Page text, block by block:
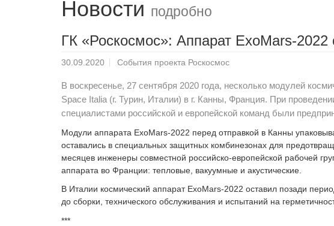
Новости подробно
ГК «Роскосмос»: Аппарат ExoMars-
30.09.2020 События проекта Роскосмос
В воскресенье, 27 сентября 2020 года, несколько модулей
Space Italia (г. Турин, Италии) в г. Канны, Франция. При
специалистами российской и европейской команд были
Модули аппарата ExoMars-2022 перед отправкой в Канны
оставались в специальных защитных комбинезонах для
месяцев инженеры совместной российско-европейской рабочей
аппарата во Франции: тепловые, вакуумные и акустические.
В Италии космический аппарат ExoMars-2022 оставил позади
до сборки, технического обслуживания и испытаний на
***